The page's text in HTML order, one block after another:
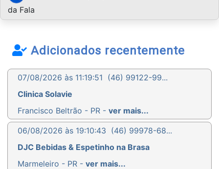
da Fala
Adicionados recentemente
07/08/2026 às 11:19:51 (46) 99122-99...
Clinica Solavie
Francisco Beltrão - PR - ver mais...
06/08/2026 às 19:10:43 (46) 99978-68...
DJC Bebidas & Espetinho na Brasa
Marmeleiro - PR - ver mais...